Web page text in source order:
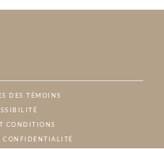
DES TÉMOINS
CONDITIONS
CONFIDENTIALITÉ